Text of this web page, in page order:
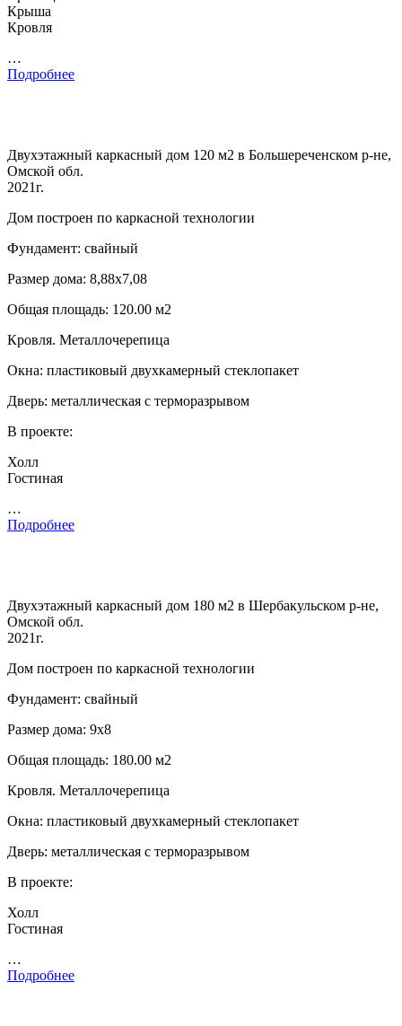
Крыша
Кровля
…
Подробнее
Двухэтажный каркасный дом 120 м2 в Большереченском р-не,
Омской обл.
2021г.
Дом построен по каркасной технологии
Фундамент: свайный
Размер дома: 8,88х7,08
Общая площадь: 120.00 м2
Кровля. Металлочерепица
Окна: пластиковый двухкамерный стеклопакет
Дверь: металлическая с терморазрывом
В проекте:
Холл
Гостиная
…
Подробнее
Двухэтажный каркасный дом 180 м2 в Шербакульском р-не,
Омской обл.
2021г.
Дом построен по каркасной технологии
Фундамент: свайный
Размер дома: 9х8
Общая площадь: 180.00 м2
Кровля. Металлочерепица
Окна: пластиковый двухкамерный стеклопакет
Дверь: металлическая с терморазрывом
В проекте:
Холл
Гостиная
…
Подробнее